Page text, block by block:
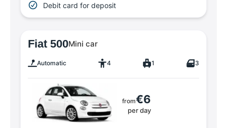
Debit card for deposit
Fiat 500Mini car
Automatic 4 1 3
from€6
per day